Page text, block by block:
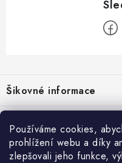
Používáme cookies,
prohlížení webu a díky
zlepšovali jeho funkce,
á
p
a
Šikovné informace
Ceník dopravy
Moje objednávka
Jak vyměnit nebo vrátit zboží
Běžecké zajímavosti
Proč jít běhat právě o
Přijímáme online platby